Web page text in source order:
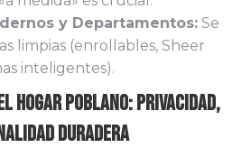
y Departamentos: Se
limpias (enrollables, Sheer
inteligentes).
Hogar Poblano: Privacidad,
Duradera